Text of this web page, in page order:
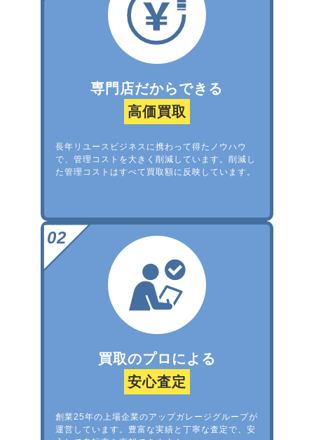
専門店だからできる
高価買取
長年リユースビジネスに携わって得たノウハウ
で、管理コストを大きく削減しています。削減し
た管理コストはすべて買取額に反映しています。
買取のプロによる
安心査定
創業25年の上場企業のアップガレージグループが
運営しています。豊富な実績と丁寧な査定で、安